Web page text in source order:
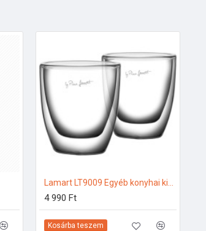
4 990 Ft
Kosárba teszem